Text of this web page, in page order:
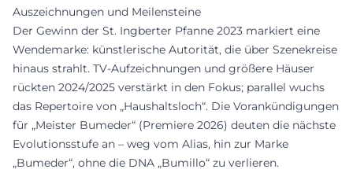
Auszeichnungen und Meilensteine
Der Gewinn der St. Ingberter Pfanne 2023 markiert eine
Wendemarke: künstlerische Autorität, die über Szenekreise
hinaus strahlt. TV-Aufzeichnungen und größere Häuser
rückten 2024/2025 verstärkt in den Fokus; parallel wuchs
das Repertoire von „Haushaltsloch“. Die Vorankündigungen
für „Meister Bumeder“ (Premiere 2026) deuten die nächste
Evolutionsstufe an – weg vom Alias, hin zur Marke
„Bumeder“, ohne die DNA „Bumillo“ zu verlieren.